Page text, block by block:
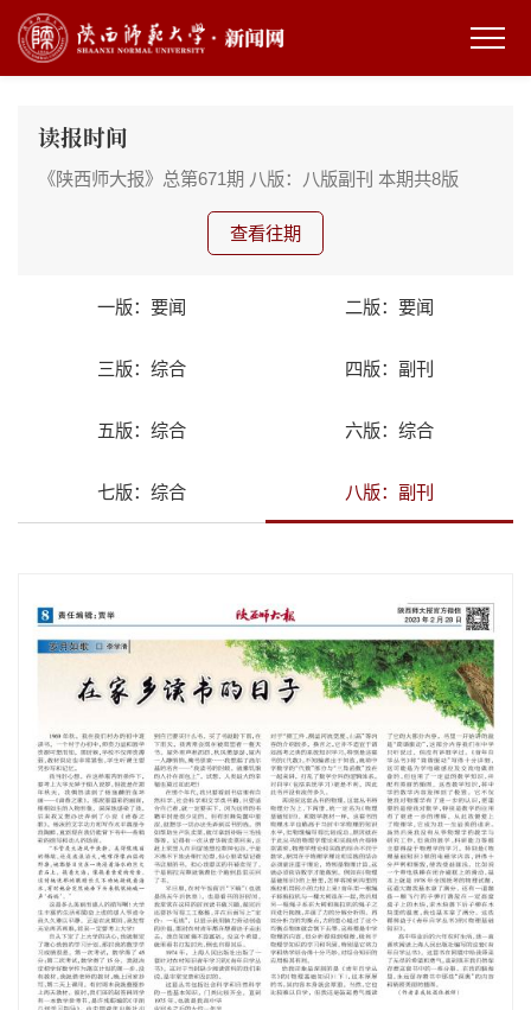
读报时间
《陕西师大报》总第671期 八版：八版副刊 本期共8版
查看往期
一版：要闻 二版：要闻
三版：综合 四版：副刊
五版：综合 六版：综合
七版：综合 八版：副刊